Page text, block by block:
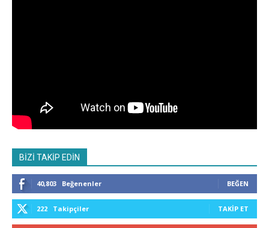
BİZİ TAKİP EDİN
40,803 Beğenenler BEĞEN
222 Takipçiler TAKIP ET